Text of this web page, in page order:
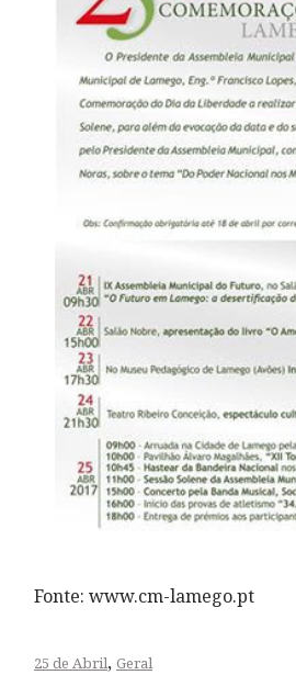
Fonte: www.cm-lamego.pt
25 de Abril, Geral